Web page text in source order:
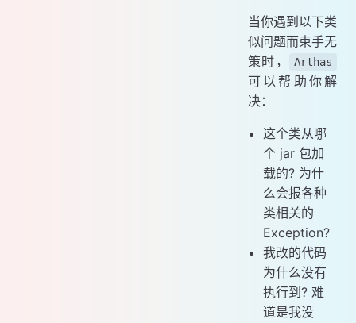
当你遇到以下类
似问题而束手无
策时，
Arthas
可以帮助你解
决：
这个类从哪
个 jar 包加
载的? 为什
么会报各种
类相关的
Exception?
我改的代码
为什么没有
执行到? 难
道是我没